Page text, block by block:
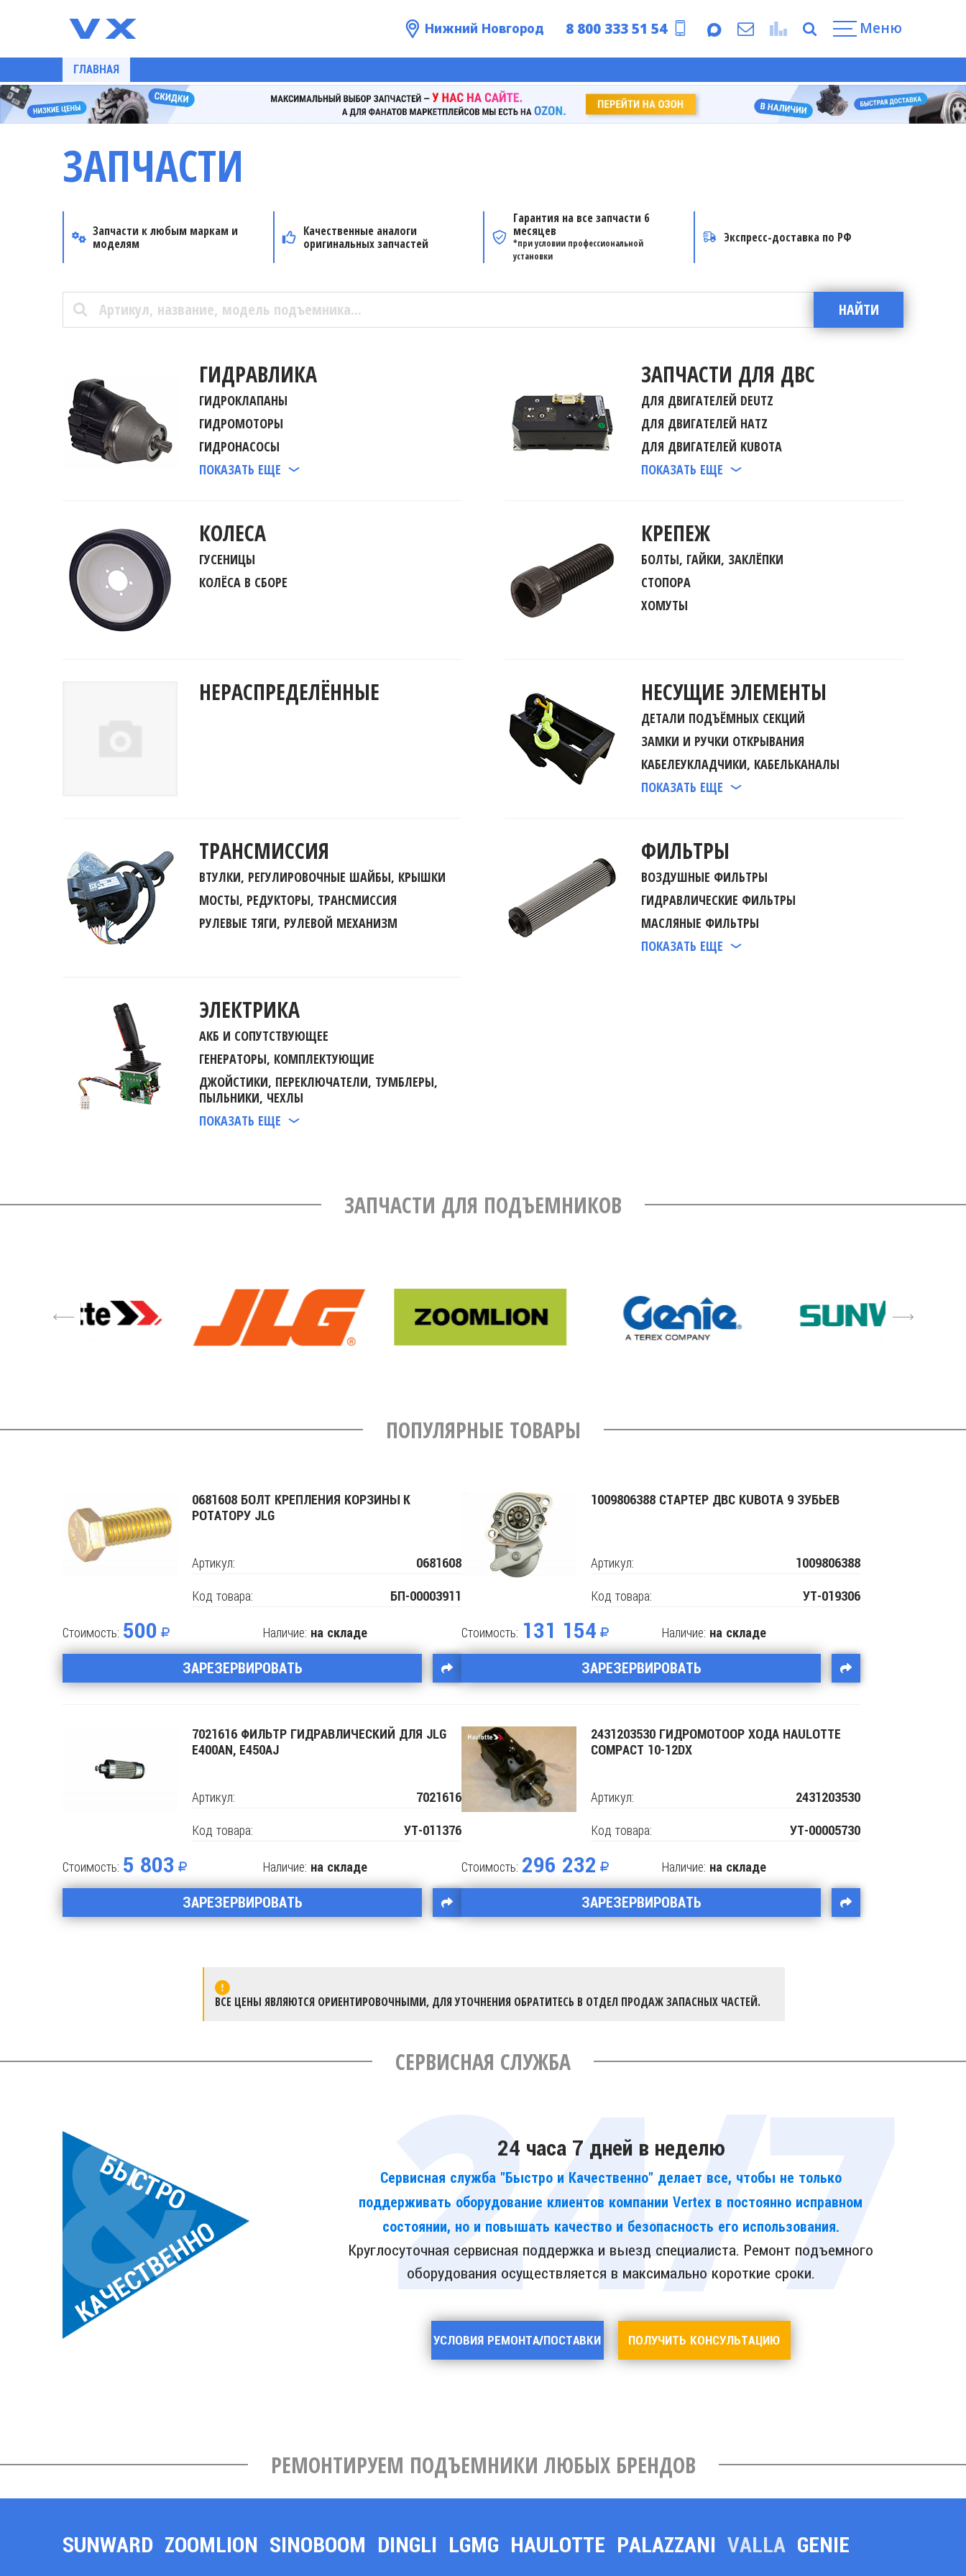
Нижний Новгород 8 800 333 51 54 Меню
ГЛАВНАЯ
ЗАПЧАСТИ
Запчасти к любым маркам и
моделям
Качественные аналоги
оригинальных запчастей
Гарантия на все запчасти 6
месяцев
*при условии профессиональной
установки
Экспресс-доставка по РФ
ГИДРАВЛИКА
ГИДРОКЛАПАНЫ
ГИДРОМОТОРЫ
ГИДРОНАСОСЫ
ПОКАЗАТЬ ЕЩЕ
ЗАПЧАСТИ ДЛЯ ДВС
ДЛЯ ДВИГАТЕЛЕЙ DEUTZ
ДЛЯ ДВИГАТЕЛЕЙ HATZ
ДЛЯ ДВИГАТЕЛЕЙ KUBOTA
ПОКАЗАТЬ ЕЩЕ
КОЛЕСА
ГУСЕНИЦЫ
КОЛЁСА В СБОРЕ
КРЕПЕЖ
БОЛТЫ, ГАЙКИ, ЗАКЛЁПКИ
СТОПОРА
ХОМУТЫ
НЕРАСПРЕДЕЛЁННЫЕ НЕСУЩИЕ ЭЛЕМЕНТЫ
ДЕТАЛИ ПОДЪЁМНЫХ СЕКЦИЙ
ЗАМКИ И РУЧКИ ОТКРЫВАНИЯ
КАБЕЛЕУКЛАДЧИКИ, КАБЕЛЬКАНАЛЫ
ПОКАЗАТЬ ЕЩЕ
ТРАНСМИССИЯ
ВТУЛКИ, РЕГУЛИРОВОЧНЫЕ ШАЙБЫ, КРЫШКИ
МОСТЫ, РЕДУКТОРЫ, ТРАНСМИССИЯ
РУЛЕВЫЕ ТЯГИ, РУЛЕВОЙ МЕХАНИЗМ
ФИЛЬТРЫ
ВОЗДУШНЫЕ ФИЛЬТРЫ
ГИДРАВЛИЧЕСКИЕ ФИЛЬТРЫ
МАСЛЯНЫЕ ФИЛЬТРЫ
ПОКАЗАТЬ ЕЩЕ
ЭЛЕКТРИКА
АКБ И СОПУТСТВУЮЩЕЕ
ГЕНЕРАТОРЫ, КОМПЛЕКТУЮЩИЕ
ДЖОЙСТИКИ, ПЕРЕКЛЮЧАТЕЛИ, ТУМБЛЕРЫ,
ПЫЛЬНИКИ, ЧЕХЛЫ
ПОКАЗАТЬ ЕЩЕ
ЗАПЧАСТИ ДЛЯ ПОДЪЕМНИКОВ
4 6
ПОПУЛЯРНЫЕ ТОВАРЫ
0681608 БОЛТ КРЕПЛЕНИЯ КОРЗИНЫ К
РОТАТОРУ JLG
Артикул: 0681608
Код товара: БП-00003911
Стоимость: 500
ЗАРЕЗЕРВИРОВАТЬ
Наличие: на складе
1009806388 СТАРТЕР ДВС KUBOTA 9 ЗУБЬЕВ
Артикул: 1009806388
Код товара: УТ-019306
Стоимость: 131 154
ЗАРЕЗЕРВИРОВАТЬ
Наличие: на складе
7021616 ФИЛЬТР ГИДРАВЛИЧЕСКИЙ ДЛЯ JLG
E400AN, E450AJ
Артикул: 7021616
Код товара: УТ-011376
Стоимость: 5 803
ЗАРЕЗЕРВИРОВАТЬ
Наличие: на складе
2431203530 ГИДРОМОТООР ХОДА HAULOTTE
COMPACT 10-12DX
Артикул: 2431203530
Код товара: УТ-00005730
Стоимость: 296 232
ЗАРЕЗЕРВИРОВАТЬ
Наличие: на складе
ВСЕ ЦЕНЫ ЯВЛЯЮТСЯ ОРИЕНТИРОВОЧНЫМИ, ДЛЯ УТОЧНЕНИЯ ОБРАТИТЕСЬ В ОТДЕЛ ПРОДАЖ ЗАПАСНЫХ ЧАСТЕЙ.
СЕРВИСНАЯ СЛУЖБА
БЫСТРО
КАЧЕСТВЕННО
24 часа 7 дней в неделю
Сервисная служба "Быстро и Качественно" делает все, чтобы не только
поддерживать оборудование клиентов компании Vertex в постоянно исправном
состоянии, но и повышать качество и безопасность его использования.
Круглосуточная сервисная поддержка и выезд специалиста. Ремонт подъемного
оборудования осуществляется в максимально короткие сроки.
УСЛОВИЯ РЕМОНТА/ПОСТАВКИ ПОЛУЧИТЬ КОНСУЛЬТАЦИЮ
РЕМОНТИРУЕМ ПОДЪЕМНИКИ ЛЮБЫХ БРЕНДОВ
SUNWARD ZOOMLION SINOBOOM DINGLI LGMG HAULOTTE PALAZZANI VALLA GENIE